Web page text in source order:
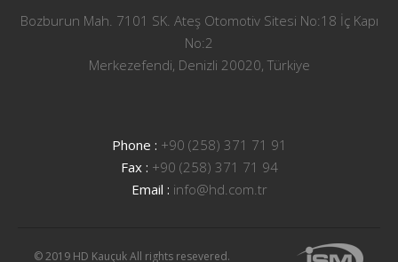
Bozburun Mah. 7101 SK. Ateş Otomotiv Sitesi No:18 İç Kapı
No:2
Merkezefendi, Denizli 20020, Türkiye
Phone : +90 (258) 371 71 91
Fax : +90 (258) 371 71 94
Email : info@hd.com.tr
© 2019 HD Kauçuk All rights resevered.